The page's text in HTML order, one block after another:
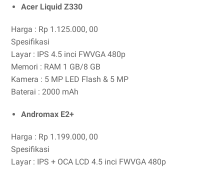
Acer Liquid Z330
Harga : Rp 1.125.000, 00
Spesifikasi
Layar : IPS 4.5 inci FWVGA 480p
Memori : RAM 1 GB/8 GB
Kamera : 5 MP LED Flash & 5 MP
Baterai : 2000 mAh
Andromax E2+
Harga : Rp 1.199.000, 00
Spesifikasi
Layar : IPS + OCA LCD 4.5 inci FWVGA 480p